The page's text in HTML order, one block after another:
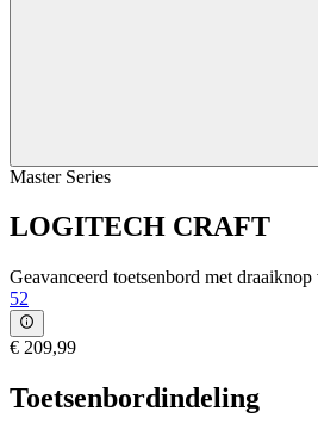
Master Series
LOGITECH CRAFT
Geavanceerd toetsenbord met
52
€ 209,99
Toetsenbordindeling